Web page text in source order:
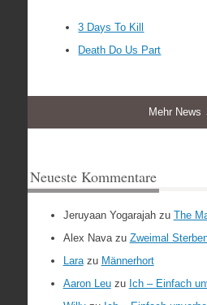
3 Days To Kill
Death Do Us Part
Mehr News
Neueste Kommentare
Jeruyaan Yogarajahzu The
Alex Navazu Zweimal
Larazu Männerhort
Aaron Leuzu Ich – Einfach